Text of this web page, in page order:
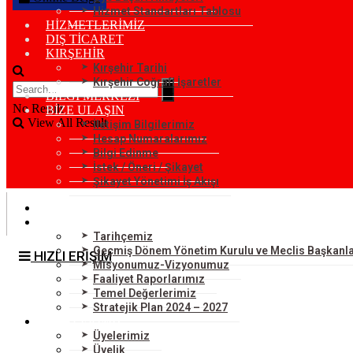
No Result
View All Result
HIZLI ERİŞİM
Hizmet Standartları Tablosu
HİZMETLERİMİZ
DIŞ TİCARET
KIRŞEHİR
Kırşehir Tarihi
Kırşehir Coğrafi İşaretler
BİLGİ MERKEZİ
BİZE ULAŞIN
İletişim Bilgilerimiz
Hesap Numaralarımız
Bilgi Edinme
İstek / Öneri / Şikayet
Şikayet Yönetimi İş Akışı
Tarihçemiz
Geçmiş Dönem Yönetim Kurulu ve Meclis
Misyonumuz-Vizyonumuz
Faaliyet Raporlarımız
Temel Değerlerimiz
Stratejik Plan 2024 – 2027
Üyelerimiz
Üyelik